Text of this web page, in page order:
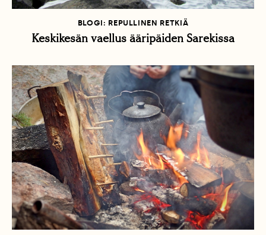
BLOGI: REPULLINEN RETKIÄ
Keskikesän vaellus ääripäiden Sarekissa